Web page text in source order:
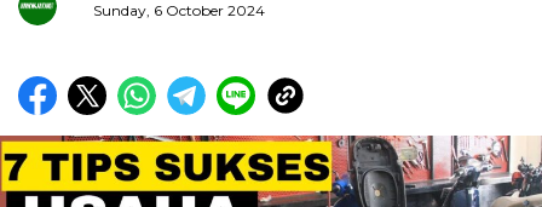
Sunday, 6 October 2024